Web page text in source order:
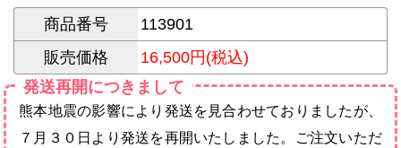
商品番号
113901
販売価格
16,500円(税込)
発送再開につきまして
熊本地震の影響により発送を見合わせておりましたが、
７月３０日より発送を再開いたしました。ご注文いただ